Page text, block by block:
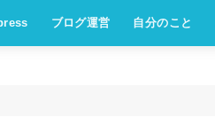
ブログ運営 自分のこと